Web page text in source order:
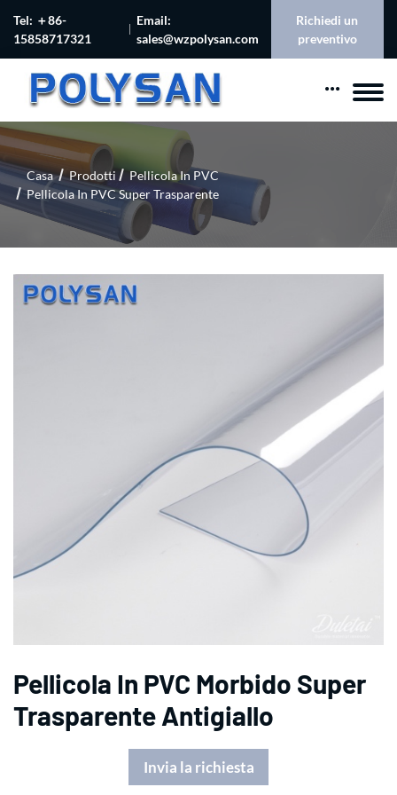
Tel: ＋86-
15858717321
Email:
sales@wzpolysan.com
Richiedi un
preventivo
Casa Prodotti
Pellicola In PVC
Pellicola In PVC Super Trasparente
Pellicola In PVC Morbido Super
Trasparente Antigiallo
Invia la richiesta